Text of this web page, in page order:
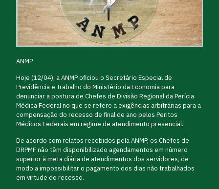
ANMP
Hoje (12/04), a ANMP oficiou o Secretário Especial de
Previdência e Trabalho do Ministério da Economia para
denunciar a postura de Chefes de Divisão Regional da Perícia
Médica Federal no que se refere a exigências arbitrárias para a
compensação do recesso de final de ano pelos Peritos
Médicos Federais em regime de atendimento presencial.
De acordo com relatos recebidos pela ANMP, os Chefes de
DRPMF não têm disponibilizado agendamentos em número
superior à meta diária de atendimentos dos servidores, de
modo a impossibilitar o pagamento dos dias não trabalhados
em virtude do recesso.